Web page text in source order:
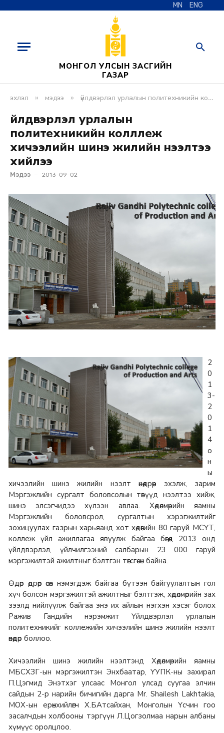
MN ENG
МОНГОЛ УЛСЫН ЗАСГИЙН
ГАЗАР
эхлэл » мэдээ » үйлдвэрлэл урлалын политехникийн колллеж хичээлийн шинэ жилийн нээлтээ хийлээ
Үйлдвэрлэл урлалын
политехникийн колллеж
хичээлийн шинэ жилийн нээлтээ
хийлээ
Мэдээ 2013-09-02
2
0
1
3-
2
0
1
4
о
н
ы
хичээлийн шинэ жилийн нээлт өнөөдрөөр эхэлж, зарим
Мэргэжлийн сургалт боловсолын төвүүд нээлтээ хийж,
шинэ элсэгчидээ хүлээн авлаа. Хөдөлмөрийн яамны
Мэргэжлийн боловсрол, сургалтын хэрэгжилтийг
зохицуулах газрын харьяанд хот хөдөөгийн 80 гаруй МСҮТ,
коллеж үйл ажиллагаа явуулж байгаа бөгөөд 2013 онд
үйлдвэрлэл, үйлчилгээний салбарын 23 000 гаруй
мэргэжилтэй ажилтныг бэлтгэн төгсгөсөн байна.
Өдөр өдрөөр өсөн нэмэгдэж байгаа бүтээн байгуулалтын гол
хүч болсон мэргэжилтэй ажилтныг бэлтгэж, хөдөлмөрийн зах
зээлд нийлүүлж байгаа энэ их айлын нэгхэн хэсэг болох
Ражив Гандийн нэрэмжит Үйлдвэрлэл урлалын
политехникийг коллежийн хичээлийн шинэ жилийн нээлт
өнөөдөр боллоо.
Хичээлийн шинэ жилийн нээлтэнд Хөдөлмөрийн яамны
МБСХЗГ-ын мэргэжилтэн Энхбаатар, ҮУПК-ны захирал
П.Цэгмид Энэтхэг улсаас Монгол улсад суугаа элчин
сайдын 2-р нарийн бичигийн дарга Mr. Shailesh Lakhtakia,
МОХ-ын ерөнхийлөгч Х.БАтсайхан, Монголын Үсчин гоо
засалчдын холбооны тэргүүн Л.Цогзолмаа нарын албаны
хүмүүс оролцлоо.